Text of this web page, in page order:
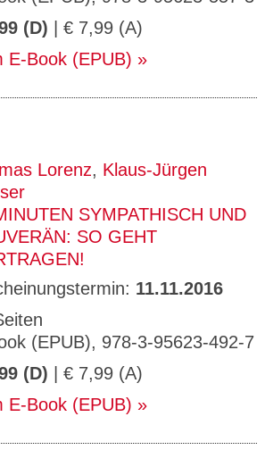
(D) | € 7,99 (A)
E-Book (EPUB)
Lorenz, Klaus-Jürgen
SYMPATHISCH UND
SO GEHT
11.11.2016
(EPUB), 978-3-95623-492-7
(D) | € 7,99 (A)
E-Book (EPUB)